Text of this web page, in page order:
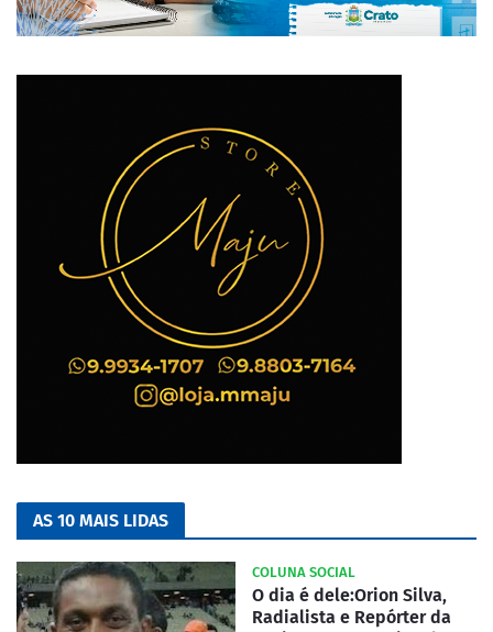
AS 10 MAIS LIDAS
COLUNA SOCIAL
O dia é dele:Orion Silva,
Radialista e Repórter da